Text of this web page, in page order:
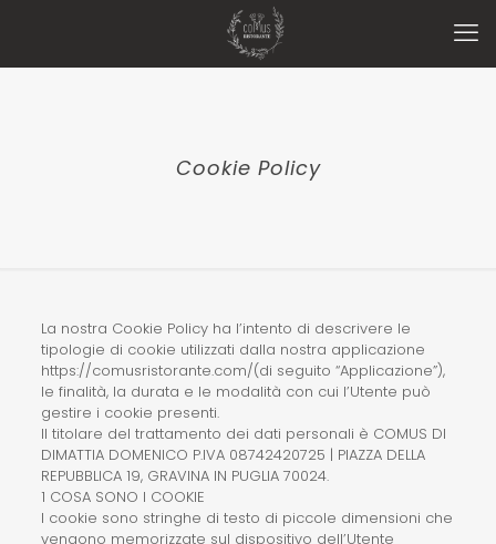
Cookie Policy
La nostra Cookie Policy ha l’intento di descrivere le
tipologie di cookie utilizzati dalla nostra applicazione
https://comusristorante.com/(di seguito “Applicazione”),
le finalità, la durata e le modalità con cui l’Utente può
gestire i cookie presenti.
Il titolare del trattamento dei dati personali è COMUS DI
DIMATTIA DOMENICO P.IVA 08742420725 | PIAZZA DELLA
REPUBBLICA 19, GRAVINA IN PUGLIA 70024.
1 COSA SONO I COOKIE
I cookie sono stringhe di testo di piccole dimensioni che
vengono memorizzate sul dispositivo dell’Utente